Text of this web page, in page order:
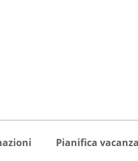
Pianifica vacanza